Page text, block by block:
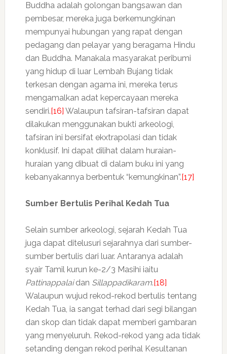
Buddha adalah golongan bangsawan dan
pembesar, mereka juga berkemungkinan
mempunyai hubungan yang rapat dengan
pedagang dan pelayar yang beragama Hindu
dan Buddha. Manakala masyarakat peribumi
yang hidup di luar Lembah Bujang tidak
terkesan dengan agama ini, mereka terus
mengamalkan adat kepercayaan mereka
sendiri.[16] Walaupun tafsiran-tafsiran dapat
dilakukan menggunakan bukti arkeologi,
tafsiran ini bersifat ekxtrapolasi dan tidak
konklusif. Ini dapat dilihat dalam huraian-
huraian yang dibuat di dalam buku ini yang
kebanyakannya berbentuk “kemungkinan”.[17]
Sumber Bertulis Perihal Kedah Tua
Selain sumber arkeologi, sejarah Kedah Tua
juga dapat ditelusuri sejarahnya dari sumber-
sumber bertulis dari luar. Antaranya adalah
syair Tamil kurun ke-2/3 Masihi iaitu
Pattinappalaidan Sillappadikaram.[18]
Walaupun wujud rekod-rekod bertulis tentang
Kedah Tua, ia sangat terhad dari segi bilangan
dan skop dan tidak dapat memberi gambaran
yang menyeluruh. Rekod-rekod yang ada tidak
setanding dengan rekod perihal Kesultanan